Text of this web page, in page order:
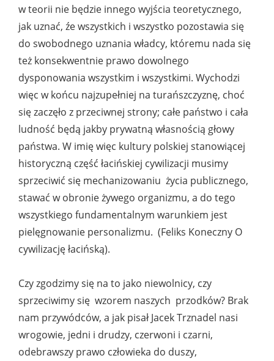
w teorii nie będzie innego wyjścia teoretycznego,
jak uznać, źe wszystkich i wszystko pozostawia się
do swobodnego uznania władcy, któremu nada się
też konsekwentnie prawo dowolnego
dysponowania wszystkim i wszystkimi. Wychodzi
więc w końcu najzupełniej na turańszczyznę, choć
się zaczęło z przeciwnej strony; całe państwo i cała
ludność będą jakby prywatną własnością głowy
państwa. W imię więc kultury polskiej stanowiącej
historyczną część łacińskiej cywilizacji musimy
sprzeciwić się mechanizowaniu życia publicznego,
stawać w obronie żywego organizmu, a do tego
wszystkiego fundamentalnym warunkiem jest
pielęgnowanie personalizmu. (Feliks Koneczny O
cywilizację łacińską).
Czy zgodzimy się na to jako niewolnicy, czy
sprzeciwimy się wzorem naszych przodków? Brak
nam przywódców, a jak pisał Jacek Trznadel nasi
wrogowie, jedni i drudzy, czerwoni i czarni,
odebrawszy prawo człowieka do duszy,